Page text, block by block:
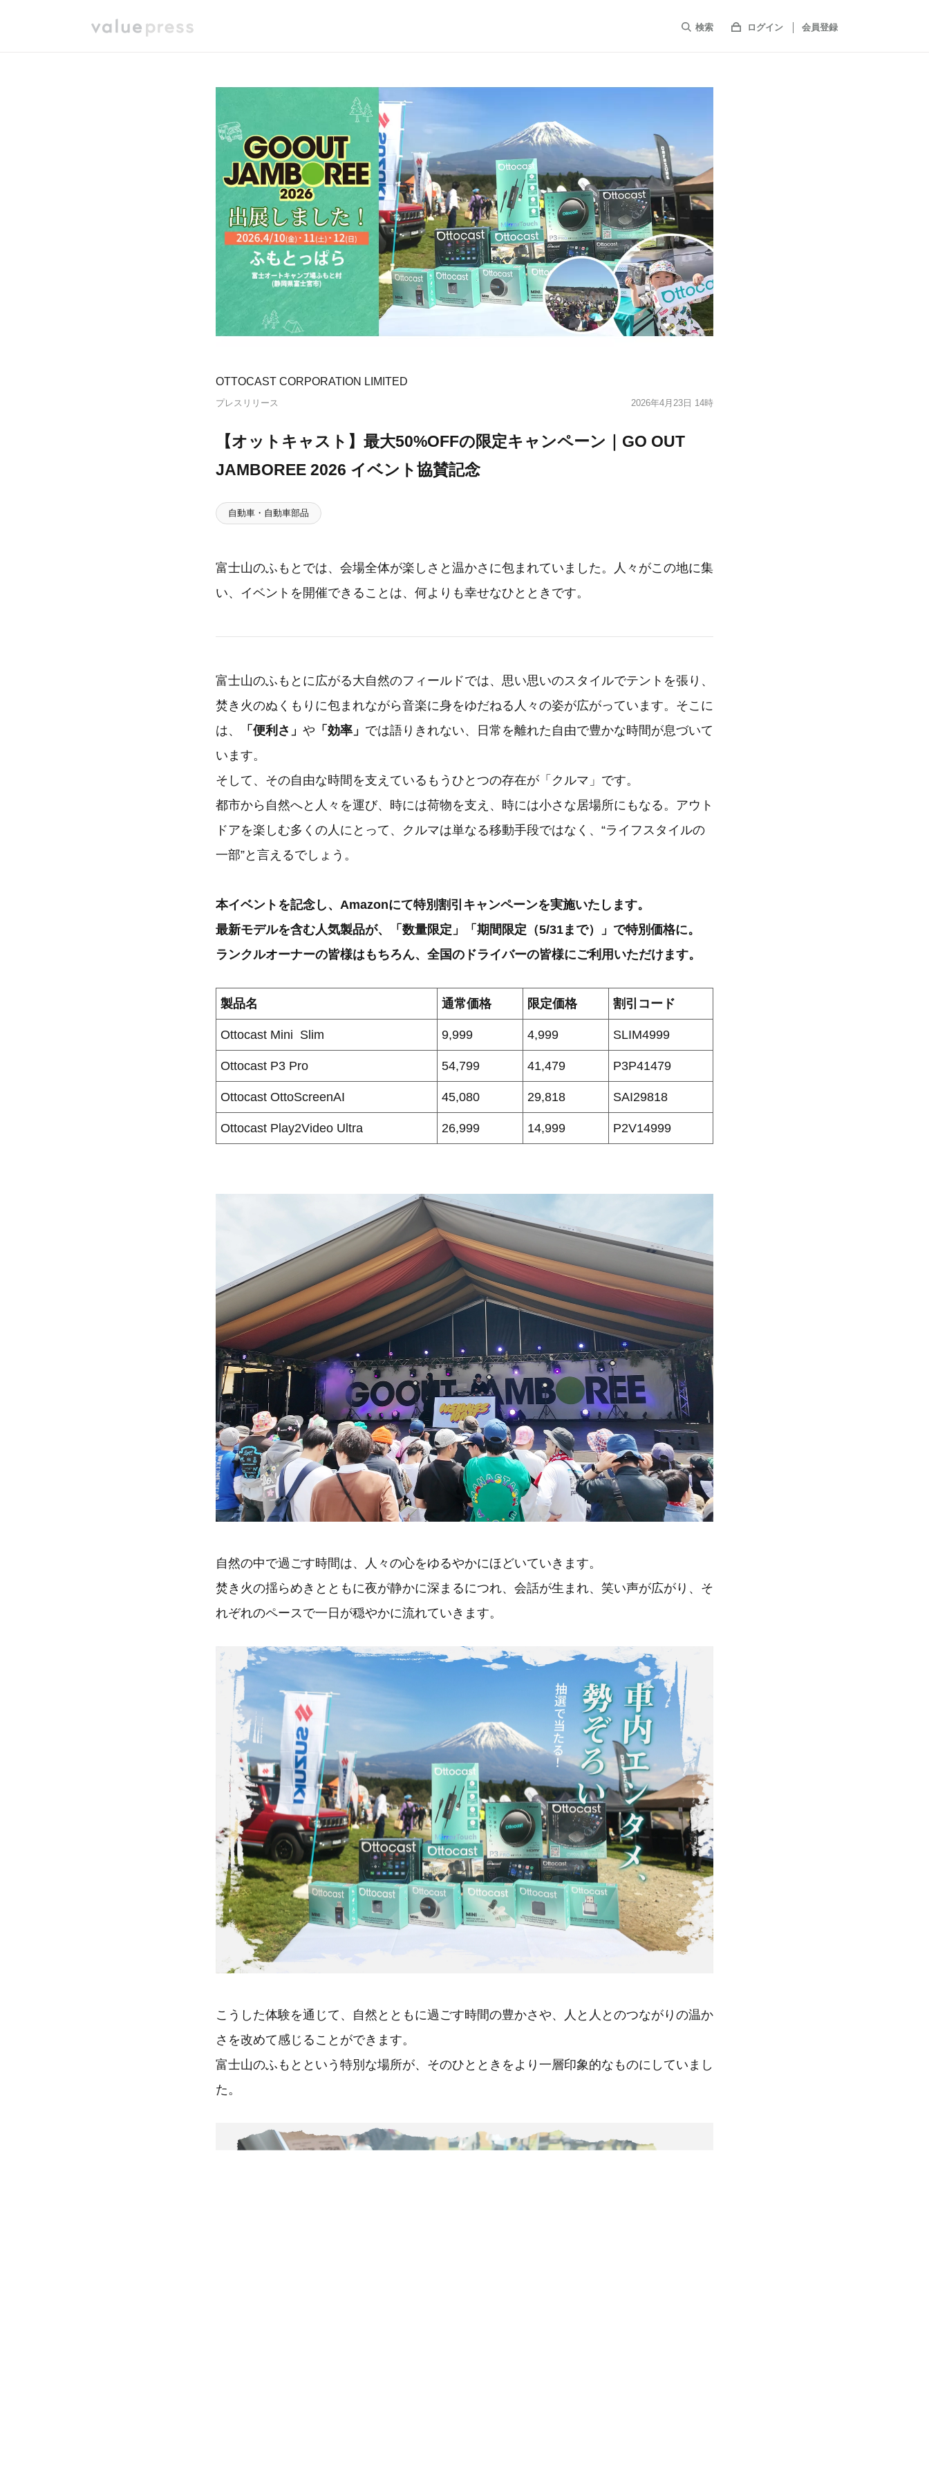
検索 ログイン 会員登録
OTTOCAST CORPORATION LIMITED
プレスリリース 2026年4月23日 14時
【オットキャスト】最大50%OFFの限定キャンペーン｜GO OUT
JAMBOREE 2026 イベント協賛記念
自動車・自動車部品
富士山のふもとでは、会場全体が楽しさと温かさに包まれていました。人々がこの地に集
い、イベントを開催できることは、何よりも幸せなひとときです。
富士山のふもとに広がる大自然のフィールドでは、思い思いのスタイルでテントを張り、
焚き火のぬくもりに包まれながら音楽に身をゆだねる人々の姿が広がっています。そこに
は、
「便利さ」 や 「効率」 では語りきれない、日常を離れた自由で豊かな時間が息づいて
います。
そして、その自由な時間を支えているもうひとつの存在が「クルマ」です。
都市から自然へと人々を運び、時には荷物を支え、時には小さな居場所にもなる。アウト
ドアを楽しむ多くの人にとって、クルマは単なる移動手段ではなく、“ライフスタイルの
一部”と言えるでしょう。
本イベントを記念し、Amazonにて特別割引キャンペーンを実施いたします。
最新モデルを含む人気製品が、「数量限定」「期間限定（5/31まで）」で特別価格に。
ランクルオーナーの皆様はもちろん、全国のドライバーの皆様にご利用いただけます。
製品名 通常価格 限定価格 割引コード
Ottocast Mini Slim 9,999 4,999 SLIM4999
Ottocast P3 Pro 54,799 41,479 P3P41479
Ottocast OttoScreenAI 45,080 29,818 SAI29818
Ottocast Play2Video Ultra 26,999 14,999 P2V14999
自然の中で過ごす時間は、人々の心をゆるやかにほどいていきます。
焚き火の揺らめきとともに夜が静かに深まるにつれ、会話が生まれ、笑い声が広がり、そ
れぞれのペースで一日が穏やかに流れていきます。
こうした体験を通じて、自然とともに過ごす時間の豊かさや、人と人とのつながりの温か
さを改めて感じることができます。
富士山のふもとという特別な場所が、そのひとときをより一層印象的なものにしていまし
た。